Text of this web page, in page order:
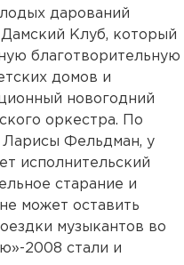
дарований
Клуб, который
благотворительную
домов и
новогодний
оркестра. По
Ларисы Фельдман, у
исполнительский
старание и
может оставить
музыкантов во
2008 стали и